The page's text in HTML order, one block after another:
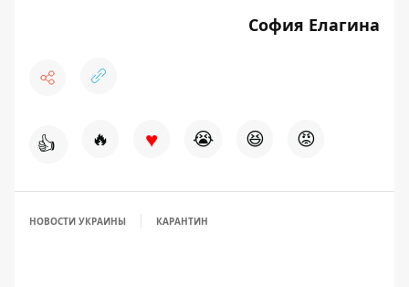
София Елагина
👍 🔥 ♥ 😭 😆 😡
НОВОСТИ УКРАИНЫ КАРАНТИН